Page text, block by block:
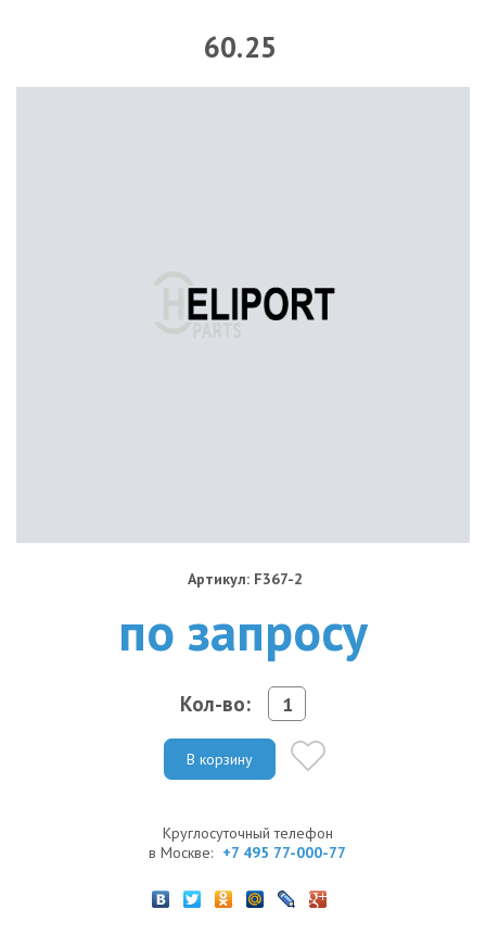
60.25
Артикул: F367-2
по запросу
Кол-во:
В корзину
Круглосуточный телефон
в Москве: +7 495 77-000-77